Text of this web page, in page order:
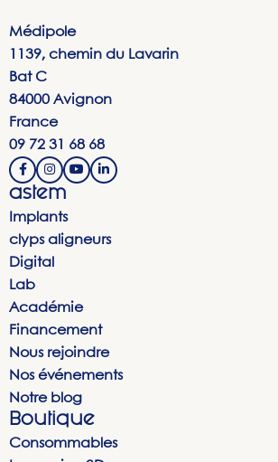
Médipole
1139, chemin du Lavarin
Bat C
84000 Avignon
France
09 72 31 68 68
astem
Implants
clyps aligneurs
Digital
Lab
Académie
Financement
Nous rejoindre
Nos événements
Notre blog
Boutique
Consommables